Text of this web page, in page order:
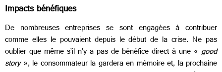
Impacts bénéfiques
De nombreuses entreprises se sont engagées à contribuer
comme elles le pouvaient depuis le début de la crise. Ne pas
oublier que même s’il n’y a pas de bénéfice direct à une « good
story», le consommateur la gardera en mémoire et, la prochaine